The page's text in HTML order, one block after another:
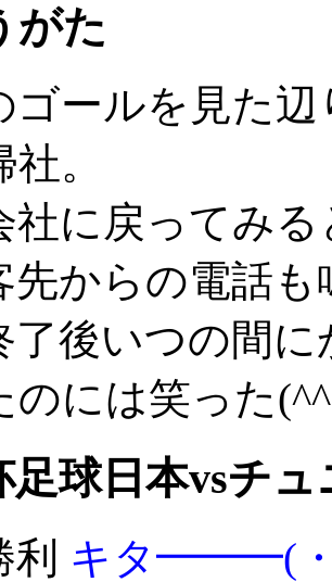
がた
ゴールを見た
。
社に戻ってみ
先からの電話も
了後いつの間
のには笑った
足球日本vsチュ
利 キタ━━━(